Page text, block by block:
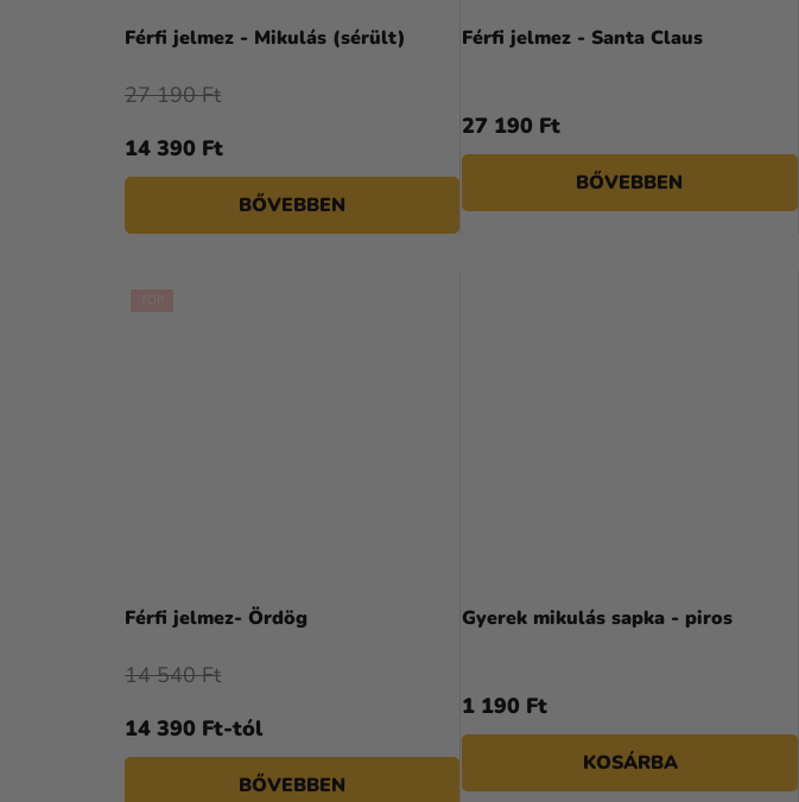
Férfi jelmez - Mikulás (sérült)
14 390 Ft
27 190 Ft
BŐVEBBEN
Férfi jelmez - Santa Claus
27 190 Ft
BŐVEBBEN
Férfi jelmez- Ördög
14 390 Ft-tól
14 540 Ft
BŐVEBBEN
Gyerek mikulás sapka - piros
1 190 Ft
KOSÁRBA